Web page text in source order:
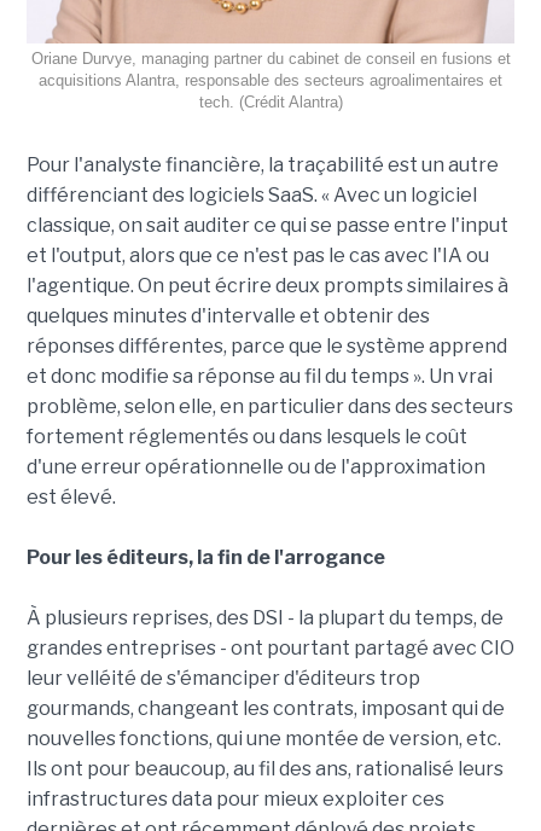
Oriane Durvye, managing partner du cabinet de conseil en fusions et
acquisitions Alantra, responsable des secteurs agroalimentaires et
tech. (Crédit Alantra)
Pour l'analyste financière, la traçabilité est un autre
différenciant des logiciels SaaS. « Avec un logiciel
classique, on sait auditer ce qui se passe entre l'input
et l'output, alors que ce n'est pas le cas avec l'IA ou
l'agentique. On peut écrire deux prompts similaires à
quelques minutes d'intervalle et obtenir des
réponses différentes, parce que le système apprend
et donc modifie sa réponse au fil du temps ». Un vrai
problème, selon elle, en particulier dans des secteurs
fortement réglementés ou dans lesquels le coût
d'une erreur opérationnelle ou de l'approximation
est élevé.
Pour les éditeurs, la fin de l'arrogance
À plusieurs reprises, des DSI - la plupart du temps, de
grandes entreprises - ont pourtant partagé avec CIO
leur velléité de s'émanciper d'éditeurs trop
gourmands, changeant les contrats, imposant qui de
nouvelles fonctions, qui une montée de version, etc.
Ils ont pour beaucoup, au fil des ans, rationalisé leurs
infrastructures data pour mieux exploiter ces